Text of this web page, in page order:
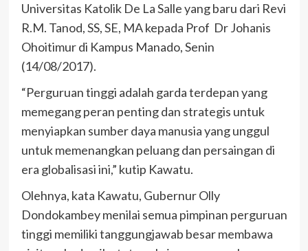
Universitas Katolik De La Salle yang baru dari Revi
R.M. Tanod, SS, SE, MA kepada Prof Dr Johanis
Ohoitimur di Kampus Manado, Senin
(14/08/2017).
“Perguruan tinggi adalah garda terdepan yang
memegang peran penting dan strategis untuk
menyiapkan sumber daya manusia yang unggul
untuk memenangkan peluang dan persaingan di
era globalisasi ini,” kutip Kawatu.
Olehnya, kata Kawatu, Gubernur Olly
Dondokambey menilai semua pimpinan perguruan
tinggi memiliki tanggungjawab besar membawa